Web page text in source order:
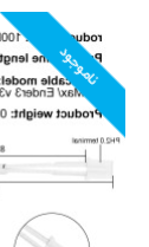
ناموجود